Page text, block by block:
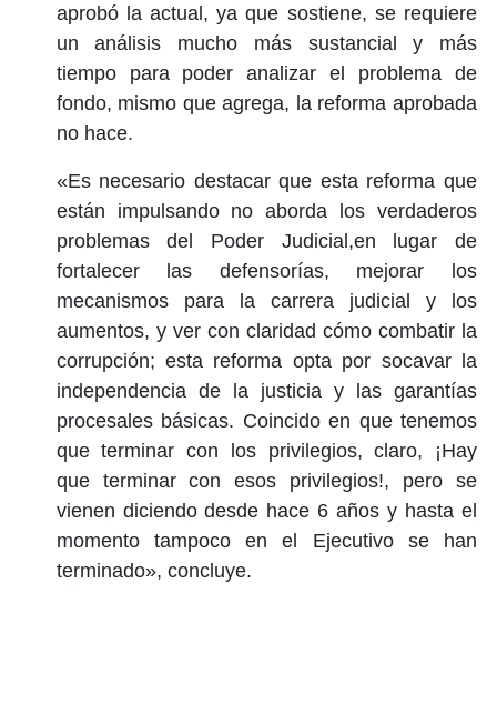
aprobó la actual, ya que sostiene, se requiere
un análisis mucho más sustancial y más
tiempo para poder analizar el problema de
fondo, mismo que agrega, la reforma aprobada
no hace.
«Es necesario destacar que esta reforma que
están impulsando no aborda los verdaderos
problemas del Poder Judicial,en lugar de
fortalecer las defensorías, mejorar los
mecanismos para la carrera judicial y los
aumentos, y ver con claridad cómo combatir la
corrupción; esta reforma opta por socavar la
independencia de la justicia y las garantías
procesales básicas. Coincido en que tenemos
que terminar con los privilegios, claro, ¡Hay
que terminar con esos privilegios!, pero se
vienen diciendo desde hace 6 años y hasta el
momento tampoco en el Ejecutivo se han
terminado», concluye.